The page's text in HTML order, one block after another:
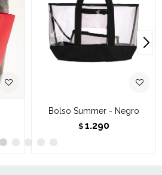
Bolso Summer - Negro
$ 1.290